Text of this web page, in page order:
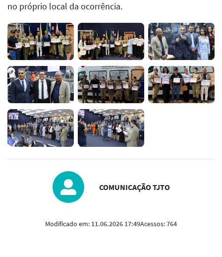
no próprio local da ocorrência.
COMUNICAÇÃO TJTO
Modificado em: 11.06.2026 17:49Acessos:764